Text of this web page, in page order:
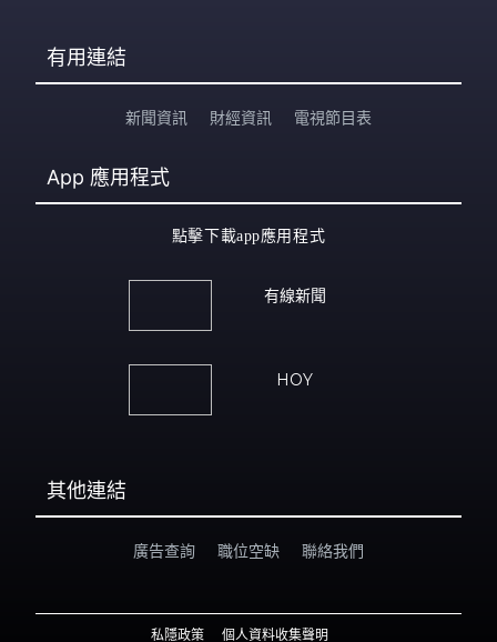
有用連結
新聞資訊 財經資訊 電視節目表
App 應用程式
點擊下載app應用程式
有線新聞
HOY
其他連結
廣告查詢 職位空缺 聯絡我們
私隱政策 個人資料收集聲明